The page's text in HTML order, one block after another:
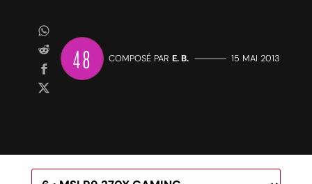
48 COMPOSÉ PAR E. B. ————— 15 MAI 2013